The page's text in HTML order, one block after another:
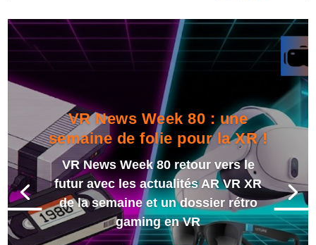
VR News Week 80 : une
semaine de folie pour la XR !
VR News Week 80 retour vers le
futur avec les actualités AR VR XR
de la semaine et un dossier rétro
gaming en VR